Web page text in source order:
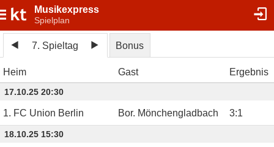
Musikexpress
Spielplan
7. Spieltag Bonus
Heim Gast Ergebnis
17.10.25 20:30
1. FC Union Berlin Bor. Mönchengladbach 3:1
18.10.25 15:30